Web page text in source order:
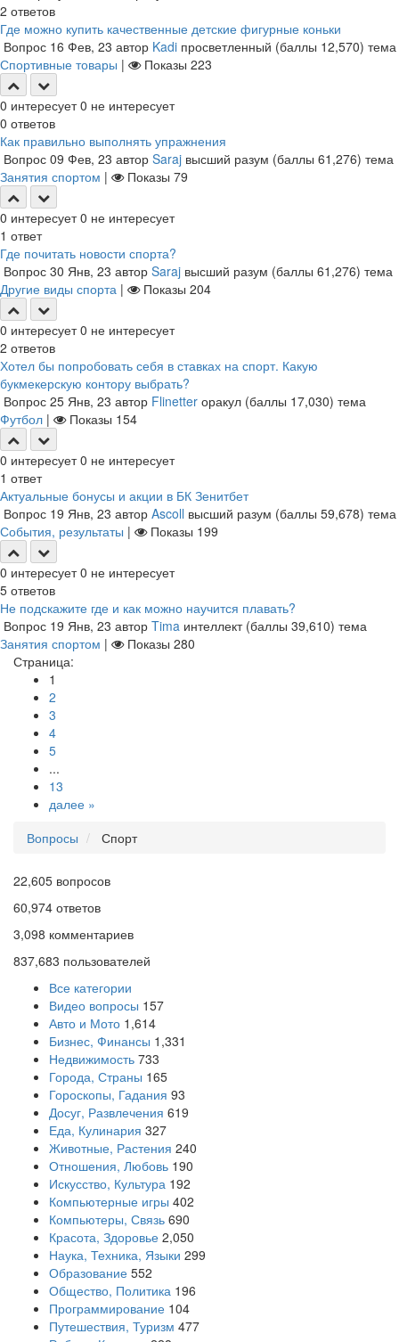
2 ответов
Где можно купить качественные детские фигурные коньки
Вопрос 16 Фев, 23 автор Kadi просветленный (баллы 12,570) тема
Спортивные товары | Показы 223
0 интересует 0 не интересует
0 ответов
Как правильно выполнять упражнения
Вопрос 09 Фев, 23 автор Saraj высший разум (баллы 61,276) тема
Занятия спортом | Показы 79
0 интересует 0 не интересует
1 ответ
Где почитать новости спорта?
Вопрос 30 Янв, 23 автор Saraj высший разум (баллы 61,276) тема
Другие виды спорта | Показы 204
0 интересует 0 не интересует
2 ответов
Хотел бы попробовать себя в ставках на спорт. Какую
букмекерскую контору выбрать?
Вопрос 25 Янв, 23 автор Flinetter оракул (баллы 17,030) тема
Футбол | Показы 154
0 интересует 0 не интересует
1 ответ
Актуальные бонусы и акции в БК Зенитбет
Вопрос 19 Янв, 23 автор Ascoll высший разум (баллы 59,678) тема
События, результаты | Показы 199
0 интересует 0 не интересует
5 ответов
Не подскажите где и как можно научится плавать?
Вопрос 19 Янв, 23 автор Tima интеллект (баллы 39,610) тема
Занятия спортом | Показы 280
Страница:
1
2
3
4
5
...
13
далее »
Вопросы
Спорт
22,605 вопросов
60,974 ответов
3,098 комментариев
837,683 пользователей
Все категории
Видео вопросы 157
Авто и Мото 1,614
Бизнес, Финансы 1,331
Недвижимость 733
Города, Страны 165
Гороскопы, Гадания 93
Досуг, Развлечения 619
Еда, Кулинария 327
Животные, Растения 240
Отношения, Любовь 190
Искусство, Культура 192
Компьютерные игры 402
Компьютеры, Связь 690
Красота, Здоровье 2,050
Наука, Техника, Языки 299
Образование 552
Общество, Политика 196
Программирование 104
Путешествия, Туризм 477